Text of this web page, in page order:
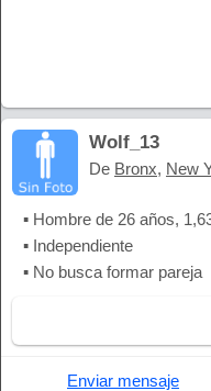
Wolf_13
De Bronx, New
▪ Hombre de 26 años,
▪ Independiente
▪ No busca formar pareja
Enviar mensaje